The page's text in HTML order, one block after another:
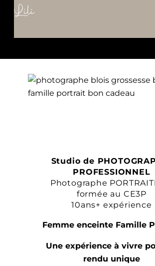
Lili
Studio de
PROFESSIONNEL
Photographe
formée au CE3P
10ans+ expérience
Femme enceinte Famille
Une expérience à vivre
rendu unique